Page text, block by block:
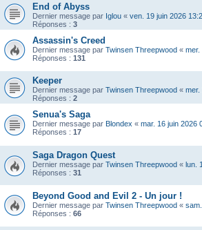
End of Abyss
Dernier message par Iglou « ven. 19 juin 2026
Réponses : 3
Assassin's Creed
Dernier message par Twinsen Threepwood « mer.
Réponses : 131
Keeper
Dernier message par Twinsen Threepwood « mer.
Réponses : 2
Senua's Saga
Dernier message par Blondex « mar. 16 juin 2026
Réponses : 17
Saga Dragon Quest
Dernier message par Twinsen Threepwood « lun.
Réponses : 31
Beyond Good and Evil 2 - Un jour !
Dernier message par Twinsen Threepwood «
Réponses : 66